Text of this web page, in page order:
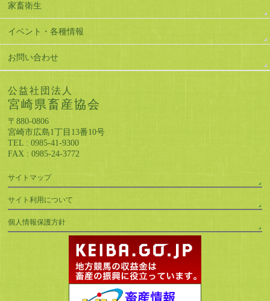
家畜衛生
イベント・各種情報
お問い合わせ
公益社団法人
宮崎県畜産協会
〒880-0806
宮崎市広島1丁目13番10号
TEL : 0985-41-9300
FAX : 0985-24-3772
サイトマップ
サイト利用について
個人情報保護方針